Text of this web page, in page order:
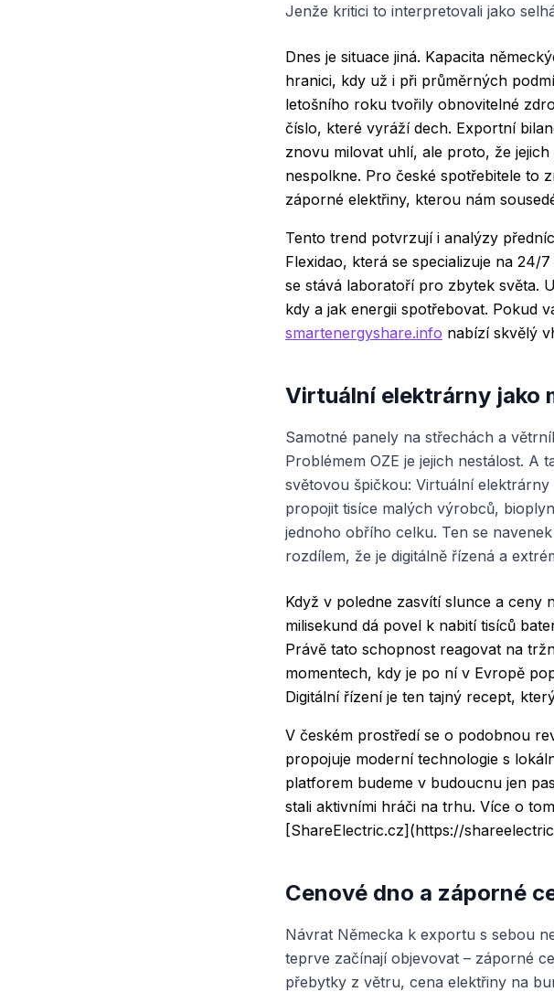
Jenže kritici to interpretovali jako
Dnes je situace jiná. Kapacita
hranici, kdy už i při průměrných
letošního roku tvořily obnovitelné
číslo, které vyráží dech. Exportní
znovu milovat uhlí, ale proto, že
nespolkne. Pro české spotřebitele to
záporné elektřiny, kterou nám
Tento trend potvrzují i analýzy
Flexidao, která se specializuje na 24/
se stává laboratoří pro zbytek světa.
kdy a jak energii spotřebovat. Pokud
smartenergyshare.info nabízí skvělý
Virtuální elektrárny jako
Samotné panely na střechách a
Problémem OZE je jejich nestálost. A
světovou špičkou: Virtuální
propojit tisíce malých výrobců,
jednoho obřího celku. Ten se
rozdílem, že je digitálně řízená a
Když v poledne zasvítí slunce a ceny
milisekund dá povel k nabití tisíců
Právě tato schopnost reagovat na
momentech, kdy je po ní v Evropě
Digitální řízení je ten tajný recept,
V českém prostředí se o podobnou
propojuje moderní technologie s
platforem budeme v budoucnu jen
stali aktivními hráči na trhu. Více o
[ShareElectric.cz](https://
Cenové dno a záporné
Návrat Německa k exportu s sebou
teprve začínají objevovat – záporné
přebytky z větru, cena elektřiny na